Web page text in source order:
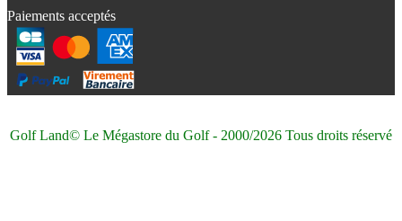
Paiements acceptés
Golf Land© Le Mégastore du Golf - 2000/2026 Tous droits réservé